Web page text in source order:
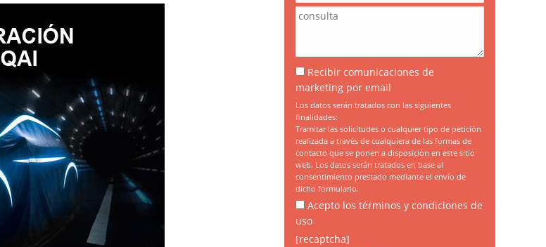
Recibir comunicaciones de
marketing por email
Los datos serán tratados con las siguientes
finalidades:
Tramitar las solicitudes o cualquier tipo de petición
realizada a través de cualquiera de las formas de
contacto que se ponen a disposición en este sitio
web. Los datos serán tratados en base al
consentimiento prestado mediante el envío de
dicho formulario.
Acepto los términos y condiciones de
uso
[recaptcha]